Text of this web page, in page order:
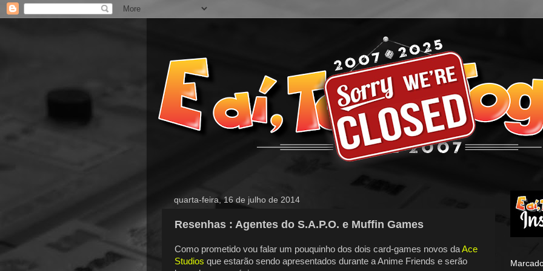
quarta-feira, 16 de julho de 2014
Resenhas : Agentes do S.A.P.O. e Muffin Games
Como prometido vou falar um pouquinho dos dois card-games novos daAce
Studios que estarão sendo apresentados durante a Anime Friends e serão